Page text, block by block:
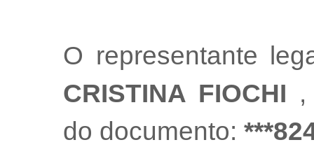
O representante
CRISTINA FIOCHI
do documento: